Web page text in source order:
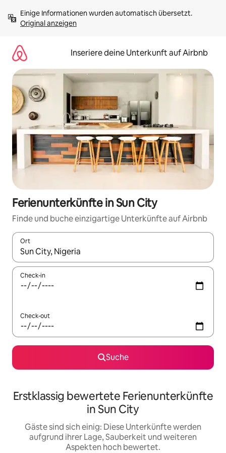
Inhalten
springenOriginal anzeigen
Inseriere deine Unterkunft auf Airbnb
Ferienunterkünfte in Sun City
Finde und buche einzigartige Unterkünfte auf Airbnb
Ort
Wenn Ergebnisse verfügbar sind, navigiere mit den
Check-in
Check-out
Suche
Erstklassig bewertete Ferienunterkünfte
in Sun City
Gäste sind sich einig: Diese Unterkünfte werden
aufgrund ihrer Lage, Sauberkeit und weiteren
Aspekten hoch bewertet.